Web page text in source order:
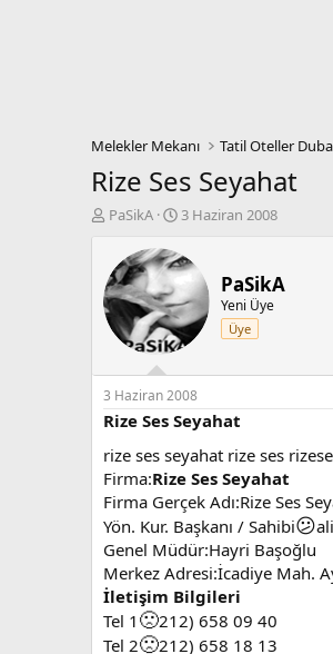
Melekler Mekanı Tatil Oteller
Rize Ses Seyahat
K
b
u
y
u
a
ş
l
a
t
a
n
PaSikA
B
ş
l
a
n
g
ı
ç
t
a
r
i
h
3 Haziran 2008
PaSikA
Yeni Üye
Üye
3 Haziran 2008
Rize Ses Seyahat
rize ses seyahat rize ses
Firma:Rize Ses Seyahat
Firma Gerçek Adı:Rize Ses
Yön. Kur. Başkanı / Sahibi😕
Genel Müdür:Hayri Başoğlu
Merkez Adresi:İcadiye Mah.
İletişim Bilgileri
Tel 1 🙁212) 658 09 40
Tel 2🙁212) 658 18 13